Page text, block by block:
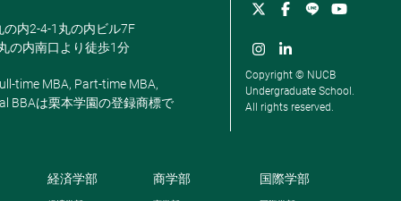
内2-4-1丸の内ビル7F
の内南口より徒歩1分
time MBA, Part-time MBA,
BBAは栗本学園の登録商標で
Copyright © NUCB
Undergraduate School.
All rights reserved.
経済学部 商学部 国際学部